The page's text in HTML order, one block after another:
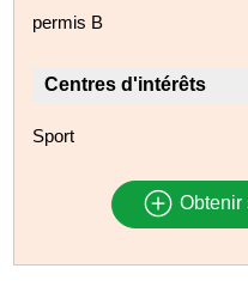
permis B
Centres d'intérêts
Sport
Obtenir